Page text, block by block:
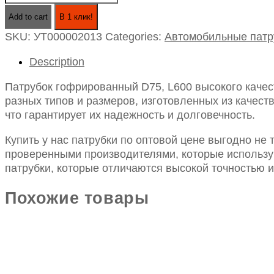
L600
Add to cart В 1 клик!
SKU: УТ000002013 Categories: Автомобильные
Description
Патрубок гофрированный D75, L600 высокого
разных типов и размеров, изготовленных из
что гарантирует их надежность и долговечность.
Купить у нас патрубки по оптовой цене выгодно
проверенными производителями, которые
патрубки, которые отличаются высокой точностью
Похожие товары